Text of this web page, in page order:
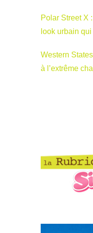
Polar Street X
look urbain
Western
à l’extrême